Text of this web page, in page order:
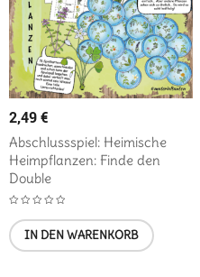
2,49€
Abschlussspiel: Heimische
Heimpflanzen: Finde den
Double
IN DEN WARENKORB